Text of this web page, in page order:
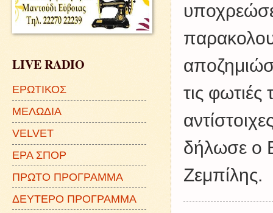
τις
δήλωσε ο
Ζεμπίλης.
LIVE RADIO
ΕΡΩΤΙΚΟΣ
ΜΕΛΩΔΙΑ
VELVET
ΕΡΑ ΣΠΟΡ
ΠΡΩΤΟ ΠΡΟΓΡΑΜΜΑ
ΔΕΥΤΕΡΟ ΠΡΟΓΡΑΜΜΑ